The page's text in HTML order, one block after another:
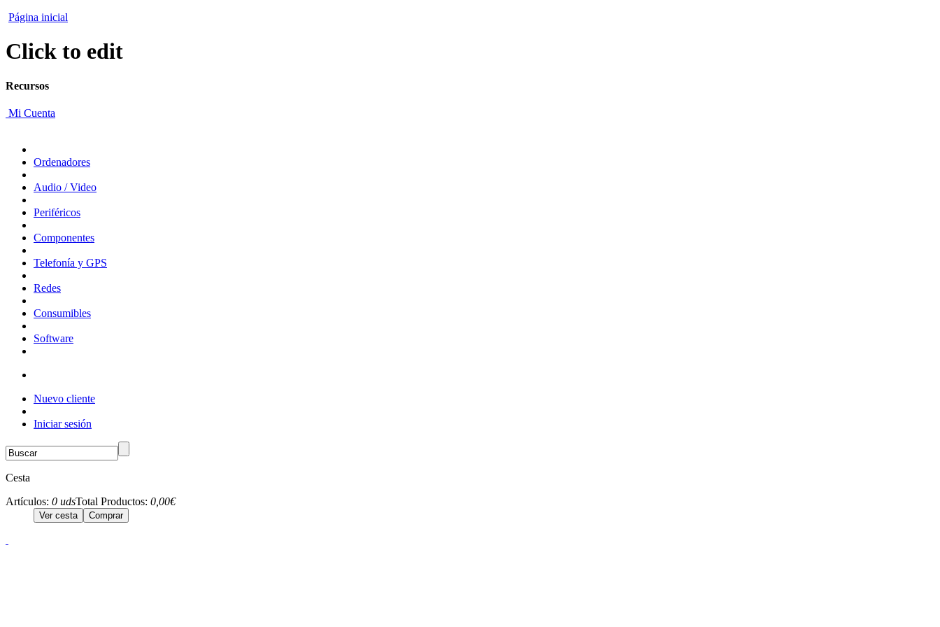
Página inicial
Click to edit
Recursos
Mi Cuenta
Ordenadores
Audio / Video
Periféricos
Componentes
Telefonía y GPS
Redes
Consumibles
Software
Nuevo cliente
Iniciar sesión
Cesta
Artículos: 0 udsTotal Productos: 0,00€